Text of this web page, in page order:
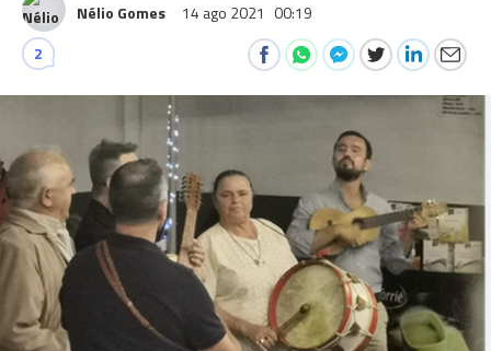
Nélio Gomes 14 ago 2021 00:19
2